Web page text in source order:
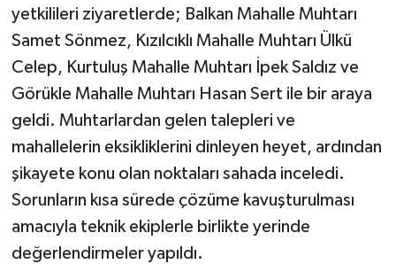
yetkilileri ziyaretlerde; Balkan Mahalle Muhtarı
Samet Sönmez, Kızılcıklı Mahalle Muhtarı Ülkü
Celep, Kurtuluş Mahalle Muhtarı İpek Saldız ve
Görükle Mahalle Muhtarı Hasan Sert ile bir araya
geldi. Muhtarlardan gelen talepleri ve
mahallelerin eksikliklerini dinleyen heyet, ardından
şikayete konu olan noktaları sahada inceledi.
Sorunların kısa sürede çözüme kavuşturulması
amacıyla teknik ekiplerle birlikte yerinde
değerlendirmeler yapıldı.